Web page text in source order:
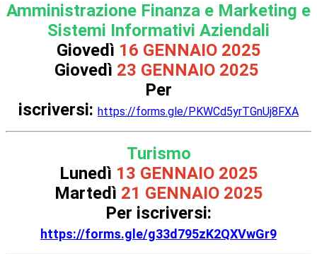
Amministrazione Finanza e Marketing e
Sistemi Informativi Aziendali
Giovedì 16 GENNAIO 2025
Giovedì 23 GENNAIO 2025
Per
iscriversi: https://forms.gle/PKWCd5yrTGnUj8FXA
Turismo
Lunedì 13 GENNAIO 2025
Martedì 21 GENNAIO 2025
Per iscriversi:
https://forms.gle/g33d795zK2QXVwGr9